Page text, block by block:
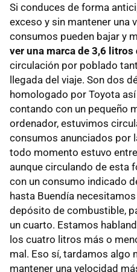
Si conduces de forma
exceso y sin mantener una
consumos pueden bajar y
ver una marca de 3,6 litros
circulación por poblado
llegada del viaje. Son dos
homologado por Toyota
contando con un pequeño
ordenador, estuvimos
consumos anunciados por
todo momento estuvo
aunque circulando de esta
con un consumo indicado
hasta Buendía
depósito de combustible,
un cuarto. Estamos
los cuatro litros más o
mal. Eso sí, tardamos algo
mantener una velocidad